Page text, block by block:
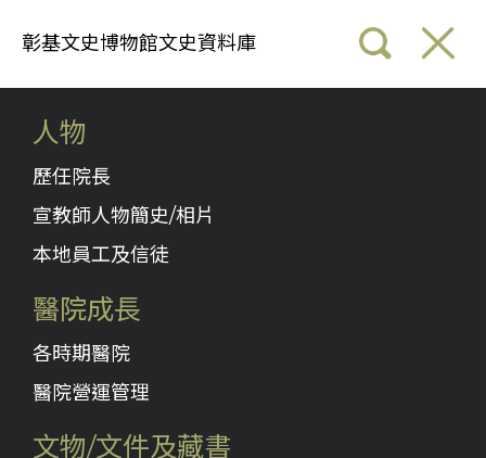
彰基文史博物館文史資料庫
人物
歷任院長
宣教師人物簡史/相片
本地員工及信徒
醫院成長
各時期醫院
醫院營運管理
文物/文件及藏書